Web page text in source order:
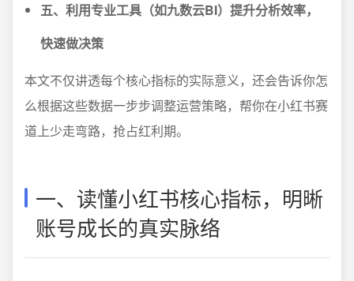
五、利用专业工具（如九数云BI）提升分析效率，
快速做决策
本文不仅讲透每个核心指标的实际意义，还会告诉你怎
么根据这些数据一步步调整运营策略，帮你在小红书赛
道上少走弯路，抢占红利期。
一、读懂小红书核心指标，明晰
账号成长的真实脉络